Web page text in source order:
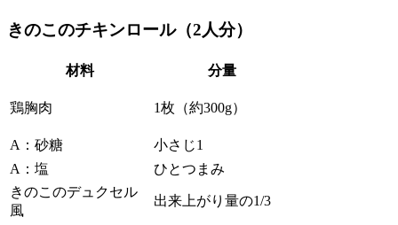
きのこのチキンロール（2人分）
材料 分量
鶏胸肉 1枚（約300g）
A：砂糖
小さじ1
A：塩
ひとつまみ
きのこのデュクセル
風
出来上がり量の1/3